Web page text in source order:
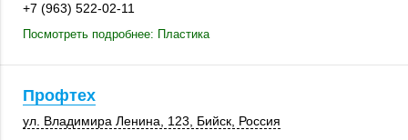
+7 (963) 522-02-11
Посмотреть подробнее: Пластика
Профтех
ул. Владимира Ленина, 123 Бийск Россия